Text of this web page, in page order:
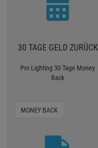
30 TAGE GELD ZURÜCK
Pro Lighting 30 Tage Money
Back
MONEY BACK